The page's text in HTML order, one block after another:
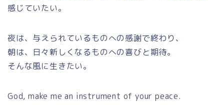
感じていたい。
夜は、与えられているものへの感謝で終わり、
朝は、日々新しくなるものへの喜びと期待。
そんな風に生きたい。
God, make me an instrument of your peace.